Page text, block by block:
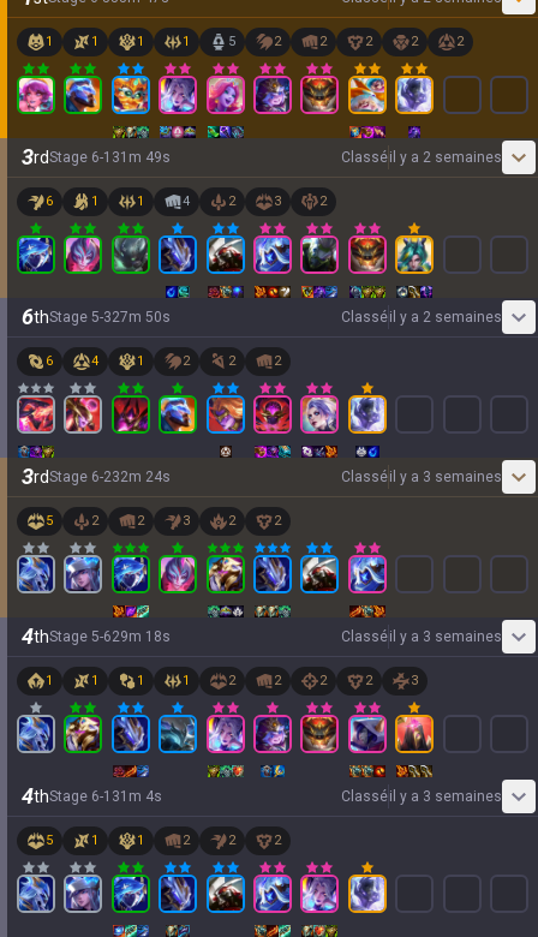
1 1 1 1 5 2 2 2 2 2
3rdStage 6-1 31 m 49s Classéil y a 2 semaines
6 1 1 4 2 3 2
6thStage 5-327m 50s Classéil y a 2 semaines
6 4 1 2 2 2
3rdStage 6-232m 24s Classéil y a 3 semaines
5 2 2 3 2 2
4thStage 5-629m 18s Classéil y a 3 semaines
1 1 1 1 2 2 2 2 3
4thStage 6-1 31 m 4s Classéil y a 3 semaines
5 1 1 2 2 2